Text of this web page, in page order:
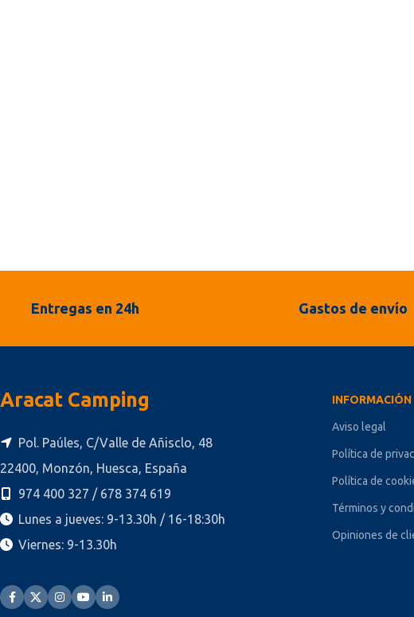
Entregas en 24h Gastos de envío
Aracat Camping
Pol. Paúles, C/Valle de Añisclo, 48
22400, Monzón, Huesca, España
974 400 327 / 678 374 619
Lunes a jueves: 9-13.30h / 16-18:30h
Viernes: 9-13.30h
INFORMACIÓN
Aviso legal
Política de
Política de
Términos y
Opiniones de